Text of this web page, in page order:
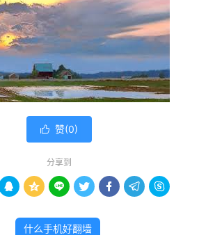
 赞(0)
分享到
      
什么手机好翻墙